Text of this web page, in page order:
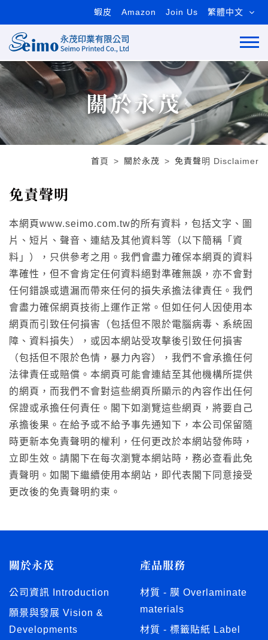
蝦皮 Amazon Join Us 繁體中文
關於永茂
首頁 關於永茂 免責聲明 Disclaimer
免責聲明
本網頁www.seimo.com.tw的所有資料，包括文字、圖
片、短片、聲音、連結及其他資料等（以下簡稱「資
料」），只供參考之用。我們會盡力確保本網頁的資料
準確性，但不會肯定任何資料絕對準確無誤，亦不會對
任何錯誤或遺漏而帶來任何的損失承擔法律責任。我們
會盡力確保網頁技術上運作正常。但如任何人因使用本
網頁而引致任何損害（包括但不限於電腦病毒、系統固
障、資料損失），或因本網站受攻擊後引致任何損害
（包括但不限於色情，暴力內容），我們不會承擔任何
法律責任或賠償。本網頁可能會連結至其他機構所提供
的網頁，而我們不會對這些網頁所顯示的內容作出任何
保證或承擔任何責任。閣下如瀏覽這些網頁，將要自己
承擔後果。在給予或不給予事先通知下，本公司保留隨
時更新本免責聲明的權利，任何更改於本網站發佈時，
立即生效。請閣下在每次瀏覽本網站時，務必查看此免
責聲明。如閣下繼續使用本網站，即代表閣下同意接受
更改後的免責聲明約束。
關於永茂
公司資訊 Introduction
願景與發展 Vision &
Developments
產品服務
材質 - 膜 Overlaminate
materials
材質 - 標籤貼紙 Label